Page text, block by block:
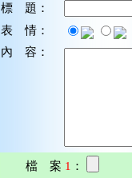
標 題：
表 情：
內 容：
檔 案 1 ：